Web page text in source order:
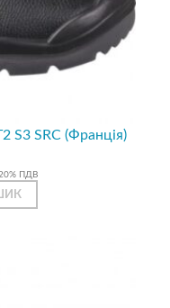
S3 SRC (Франція)
ПДВ